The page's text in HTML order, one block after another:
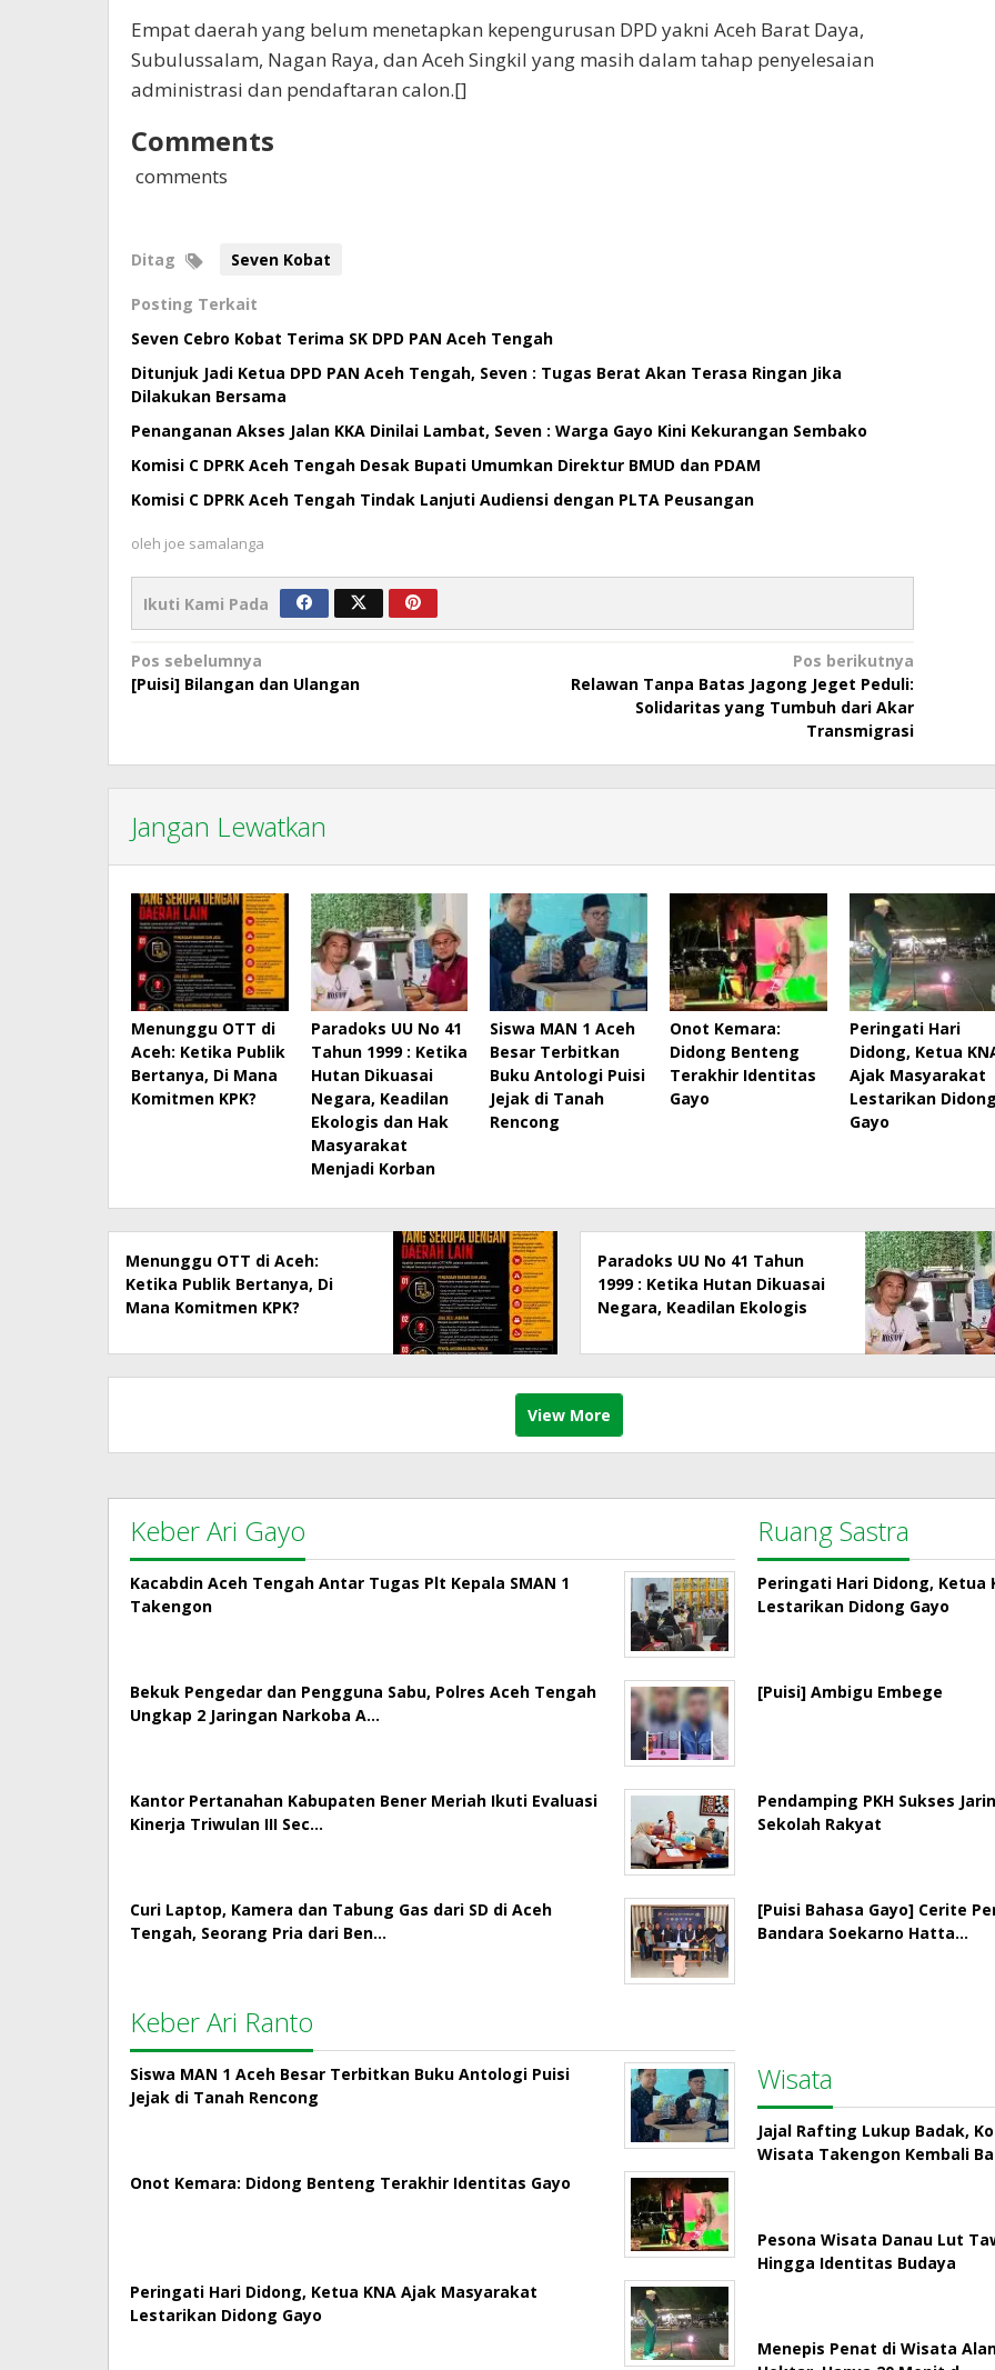
Empat daerah yang belum menetapkan kepengurusan DPD yakni Aceh Barat Daya,
Subulussalam, Nagan Raya, dan Aceh Singkil yang masih dalam tahap penyelesaian
administrasi dan pendaftaran calon.[]
Comments
comments
Ditag Seven Kobat
Posting Terkait
Seven Cebro Kobat Terima SK DPD PAN Aceh Tengah
Ditunjuk Jadi Ketua DPD PAN Aceh Tengah, Seven : Tugas Berat Akan Terasa Ringan Jika
Dilakukan Bersama
Penanganan Akses Jalan KKA Dinilai Lambat, Seven : Warga Gayo Kini Kekurangan Sembako
Komisi C DPRK Aceh Tengah Desak Bupati Umumkan Direktur BMUD dan PDAM
Komisi C DPRK Aceh Tengah Tindak Lanjuti Audiensi dengan PLTA Peusangan
oleh joe samalanga
Ikuti Kami Pada
Navigasi
pos
Pos sebelumnya
[Puisi] Bilangan dan Ulangan
Pos berikutnya
Relawan Tanpa Batas Jagong Jeget Peduli:
Solidaritas yang Tumbuh dari Akar
Transmigrasi
Jangan Lewatkan
Menunggu OTT di
Aceh: Ketika Publik
Bertanya, Di Mana
Komitmen KPK?
Paradoks UU No 41
Tahun 1999 : Ketika
Hutan Dikuasai
Negara, Keadilan
Ekologis dan Hak
Masyarakat
Menjadi Korban
Siswa MAN 1 Aceh
Besar Terbitkan
Buku Antologi Puisi
Jejak di Tanah
Rencong
Onot Kemara:
Didong Benteng
Terakhir Identitas
Gayo
Peringati Hari
Didong, Ketua
Ajak Masyarakat
Lestarikan
Gayo
Menunggu OTT di Aceh:
Ketika Publik Bertanya, Di
Mana Komitmen KPK?
Paradoks UU No 41 Tahun
1999 : Ketika Hutan Dikuasai
Negara, Keadilan Ekologis
Korban
View More
Keber Ari Gayo
Kacabdin Aceh Tengah Antar Tugas Plt Kepala SMAN 1
Takengon
Bekuk Pengedar dan Pengguna Sabu, Polres Aceh Tengah
Ungkap 2 Jaringan Narkoba A…
Kantor Pertanahan Kabupaten Bener Meriah Ikuti Evaluasi
Kinerja Triwulan III Sec…
Curi Laptop, Kamera dan Tabung Gas dari SD di Aceh
Tengah, Seorang Pria dari Ben…
Keber Ari Ranto
Siswa MAN 1 Aceh Besar Terbitkan Buku Antologi Puisi
Jejak di Tanah Rencong
Onot Kemara: Didong Benteng Terakhir Identitas Gayo
Peringati Hari Didong, Ketua KNA Ajak Masyarakat
Lestarikan Didong Gayo
Ruang Sastra
Peringati Hari Didong, Ketua
Lestarikan Didong Gayo
[Puisi] Ambigu Embege
Pendamping PKH Sukses
Sekolah Rakyat
[Puisi Bahasa Gayo] Cerite
Bandara Soekarno Hatta…
Wisata
Jajal Rafting Lukup Badak,
Wisata Takengon Kembali
Pesona Wisata Danau Lut
Hingga Identitas Budaya
Menepis Penat di Wisata